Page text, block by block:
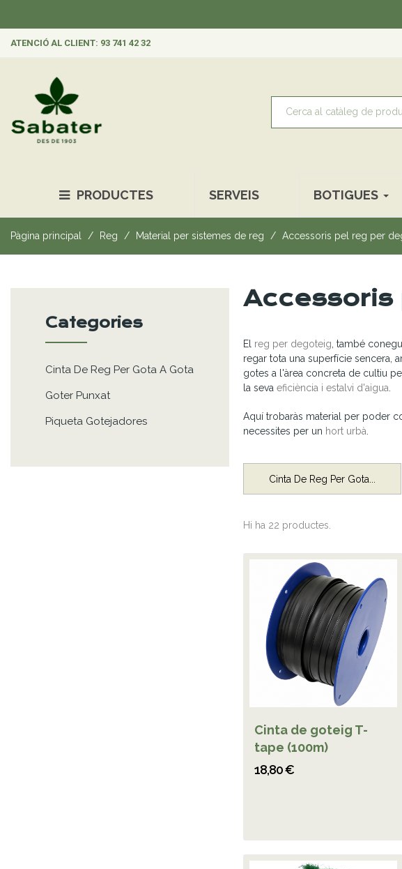
ATENCIÓ AL CLIENT: 93 741 42 32
PRODUCTES SERVEIS BOTIGUES
Pàgina principal Reg Material per sistemes de reg Accessoris pel reg per
Categories
Cinta De Reg Per Gota A Gota
Goter Punxat
Piqueta Gotejadores
Accessoris
El reg per degoteig , també
regar tota una superfície sencera,
gotes a l'àrea concreta de cultiu
la seva eficiència i estalvi d'aigua
Aquí trobaràs material per poder
necessites per un hort urbà
Cinta De Reg Per Gota...
Hi ha 22 productes.
Cinta de goteig T-
tape (100m)
18,80 €